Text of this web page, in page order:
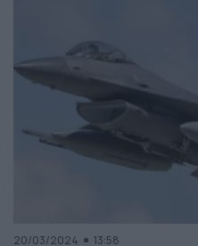
20/03/2024 13:58